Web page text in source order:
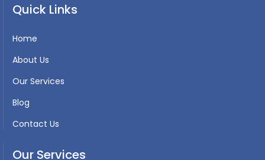
Quick Links
Home
About Us
Our Services
Blog
Contact Us
Our Services